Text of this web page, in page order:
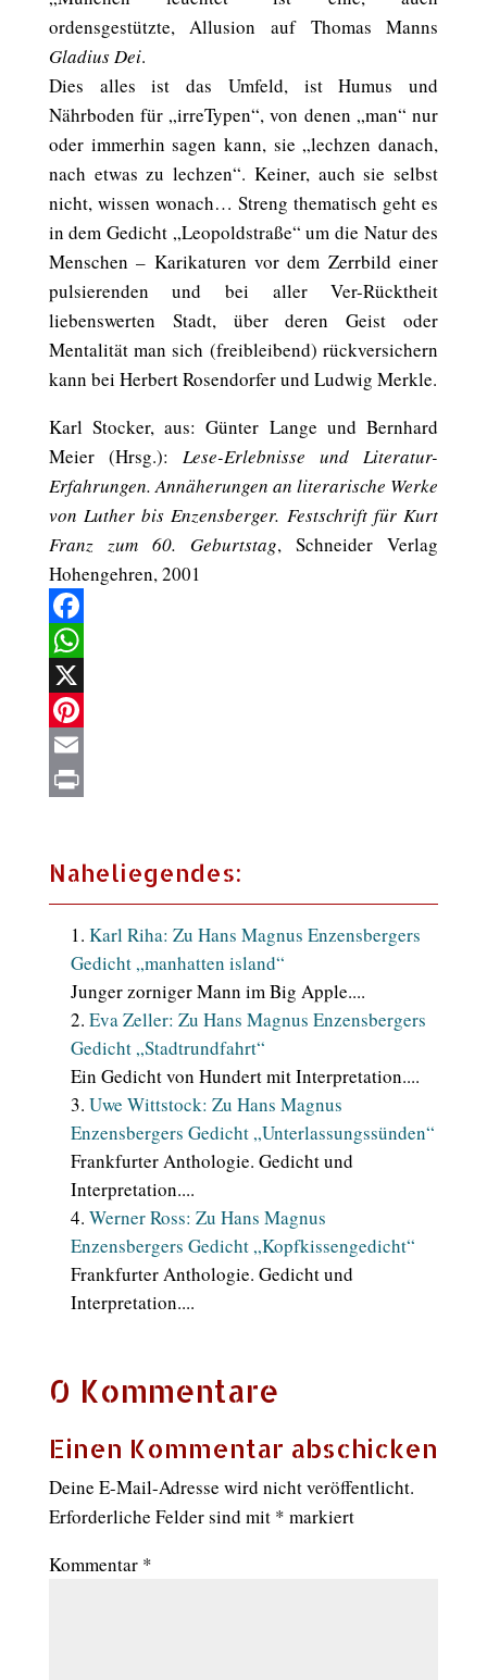
ordensgestützte, Allusion auf Thomas Manns
Gladius Dei.
Dies alles ist das Umfeld, ist Humus und
Nährboden für „irreTypen“, von denen „man“ nur
oder immerhin sagen kann, sie „lechzen danach,
nach etwas zu lechzen“. Keiner, auch sie selbst
nicht, wissen wonach… Streng thematisch geht es
in dem Gedicht „Leopoldstraße“ um die Natur des
Menschen – Karikaturen vor dem Zerrbild einer
pulsierenden und bei aller Ver-Rücktheit
liebenswerten Stadt, über deren Geist oder
Mentalität man sich (freibleibend) rückversichern
kann bei Herbert Rosendorfer und Ludwig Merkle.
Karl Stocker, aus: Günter Lange und Bernhard
Meier (Hrsg.): Lese-Erlebnisse und Literatur-
Erfahrungen. Annäherungen an literarische Werke
von Luther bis Enzensberger. Festschrift für Kurt
Franz zum 60. Geburtstag, Schneider Verlag
Hohengehren, 2001
Facebook
WhatsApp
X
Pinterest
Email
Naheliegendes:
Karl Riha: Zu Hans Magnus Enzensbergers
Gedicht „manhatten island“
Junger zorniger Mann im Big Apple....
Eva Zeller: Zu Hans Magnus Enzensbergers
Gedicht „Stadtrundfahrt“
Ein Gedicht von Hundert mit Interpretation....
Uwe Wittstock: Zu Hans Magnus
Enzensbergers Gedicht „Unterlassungssünden“
Frankfurter Anthologie. Gedicht und
Interpretation....
Werner Ross: Zu Hans Magnus
Enzensbergers Gedicht „Kopfkissengedicht“
Frankfurter Anthologie. Gedicht und
Interpretation....
0 Kommentare
Einen Kommentar abschicken
Deine E-Mail-Adresse wird nicht veröffentlicht.
Erforderliche Felder sind mit * markiert
Kommentar *